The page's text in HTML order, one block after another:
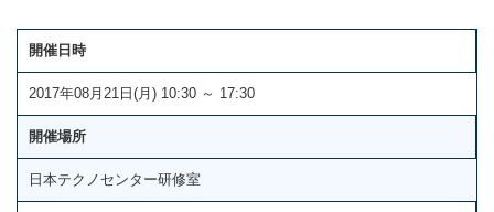
開催日時
2017年08月21日(月) 10:30 ～ 17:30
開催場所
日本テクノセンター研修室